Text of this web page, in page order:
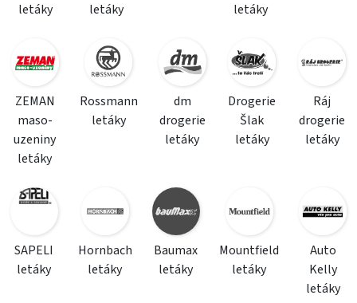
letáky
letáky
letáky
ZEMAN
maso-
uzeniny
letáky
Rossmann
letáky
dm
drogerie
letáky
Drogerie
Šlak
letáky
Ráj
drogerie
letáky
SAPELI
letáky
Hornbach
letáky
Baumax
letáky
Mountfield
letáky
Auto
Kelly
letáky